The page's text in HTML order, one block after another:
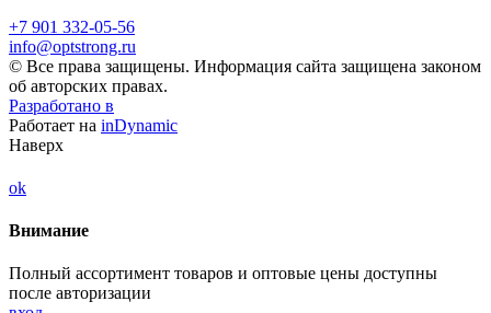
+7 901 332-05-56
info@optstrong.ru
© Все права защищены. Информация сайта защищена законом
об авторских правах.
Разработано в
Работает на inDynamic
Наверх
ok
Внимание
Полный ассортимент товаров и оптовые цены доступны
после авторизации